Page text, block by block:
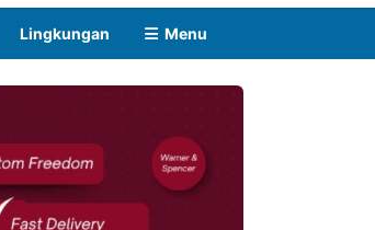
Lingkungan Menu